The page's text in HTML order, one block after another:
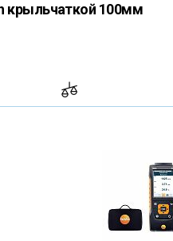
крыльчаткой 100мм